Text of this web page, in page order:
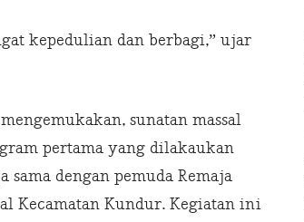
kepedulian dan berbagi,” ujar
sunatan massal
pertama yang dilakaukan
sama dengan pemuda Remaja
Kecamatan Kundur. Kegiatan ini